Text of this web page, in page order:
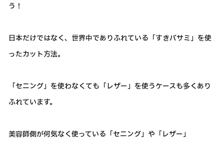
う！
日本だけではなく、世界中でありふれている「すきバサミ」を使
ったカット方法。
「セニング」を使わなくても「レザー」を使うケースも多くあり
ふれています。
美容師側が何気なく使っている「セニング」や「レザー」